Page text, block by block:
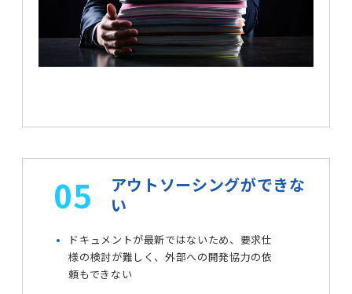
05
アウトソーシングができな
い
ドキュメントが最新ではないため、要求仕
様の検討が難しく、外部への開発協力の依
頼もできない